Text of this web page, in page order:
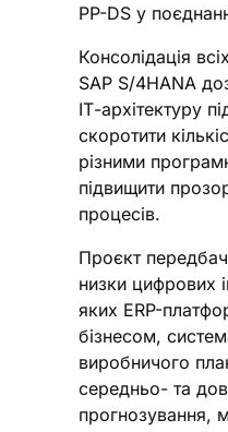
PP-DS у
Консолідація
SAP S/4HANA
ІТ-архітектуру
скоротити
різними
підвищити
процесів.
Проєкт
низки цифрових
яких ERP-
бізнесом,
виробничого
середньо- та
прогнозування,